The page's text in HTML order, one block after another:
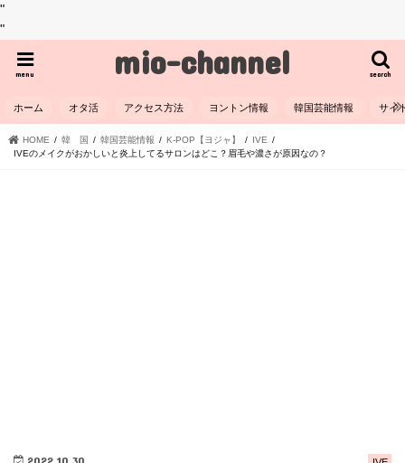
"
"
mio-channel search
menu
ホーム オタ活 アクセス方法 ヨントン情報 韓国芸能情報 サイ
HOME 韓 国 韓国芸能情報 K-POP【ヨジャ】
IVE
IVEのメイクがおかしいと炎上してるサロンはどこ？眉毛や濃さが原因なの？